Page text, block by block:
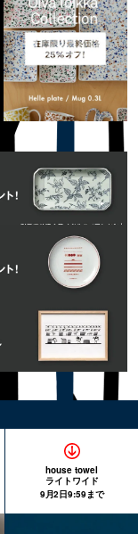
house towel
ライトワイド
9月2日9:59まで